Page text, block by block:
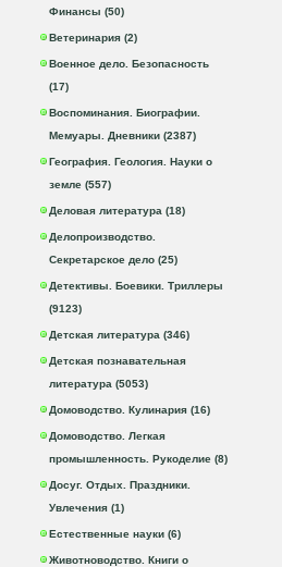
Финансы (50)
Ветеринария (2)
Военное дело. Безопасность
(17)
Воспоминания. Биографии.
Мемуары. Дневники (2387)
География. Геология. Науки о
земле (557)
Деловая литература (18)
Делопроизводство.
Секретарское дело (25)
Детективы. Боевики. Триллеры
(9123)
Детская литература (346)
Детская познавательная
литература (5053)
Домоводство. Кулинария (16)
Домоводство. Легкая
промышленность. Рукоделие (8)
Досуг. Отдых. Праздники.
Увлечения (1)
Естественные науки (6)
Животноводство. Книги о